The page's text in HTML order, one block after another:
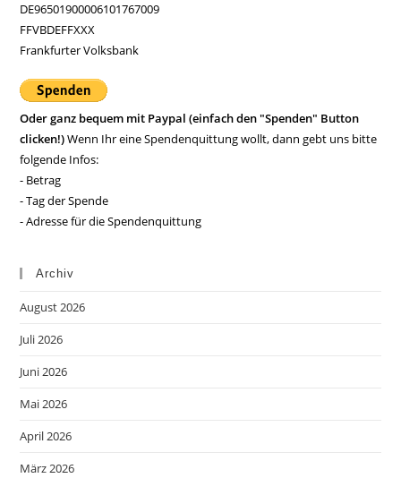
DE96501900006101767009
FFVBDEFFXXX
Frankfurter Volksbank
Oder ganz bequem mit Paypal (einfach den "Spenden" Button
clicken!)Wenn Ihr eine Spendenquittung wollt, dann gebt uns bitte
folgende Infos:
- Betrag
- Tag der Spende
- Adresse für die Spendenquittung
Archiv
August 2026
Juli 2026
Juni 2026
Mai 2026
April 2026
März 2026